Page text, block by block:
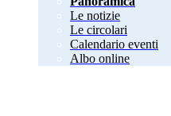
Le notizie
Le circolari
Calendario eventi
Albo online